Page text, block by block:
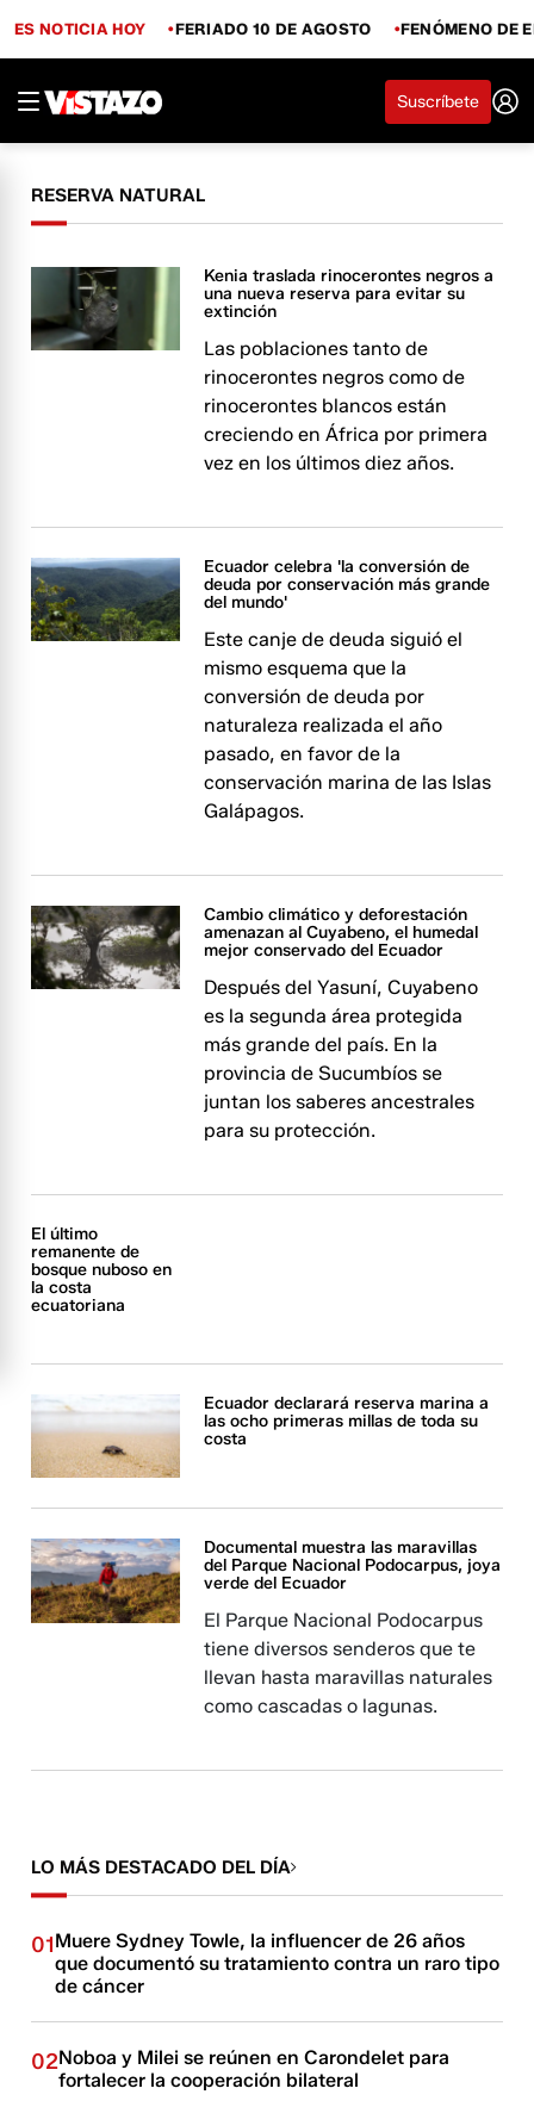
ES NOTICIA HOY FERIADO 10 DE AGOSTO FENÓMENO DE
Suscríbete
RESERVA NATURAL
Kenia traslada rinocerontes negros a
una nueva reserva para evitar su
extinción
Las poblaciones tanto de
rinocerontes negros como de
rinocerontes blancos están
creciendo en África por primera
vez en los últimos diez años.
Ecuador celebra 'la conversión de
deuda por conservación más grande
del mundo'
Este canje de deuda siguió el
mismo esquema que la
conversión de deuda por
naturaleza realizada el año
pasado, en favor de la
conservación marina de las Islas
Galápagos.
Cambio climático y deforestación
amenazan al Cuyabeno, el humedal
mejor conservado del Ecuador
Después del Yasuní, Cuyabeno
es la segunda área protegida
más grande del país. En la
provincia de Sucumbíos se
juntan los saberes ancestrales
para su protección.
El último
remanente de
bosque nuboso en
la costa
ecuatoriana
Ecuador declarará reserva marina a
las ocho primeras millas de toda su
costa
Documental muestra las maravillas
del Parque Nacional Podocarpus, joya
verde del Ecuador
El Parque Nacional Podocarpus
tiene diversos senderos que te
llevan hasta maravillas naturales
como cascadas o lagunas.
LO MÁS DESTACADO DEL DÍA
01Muere Sydney Towle, la influencer de 26 años
que documentó su tratamiento contra un raro tipo
de cáncer
02Noboa y Milei se reúnen en Carondelet para
fortalecer la cooperación bilateral